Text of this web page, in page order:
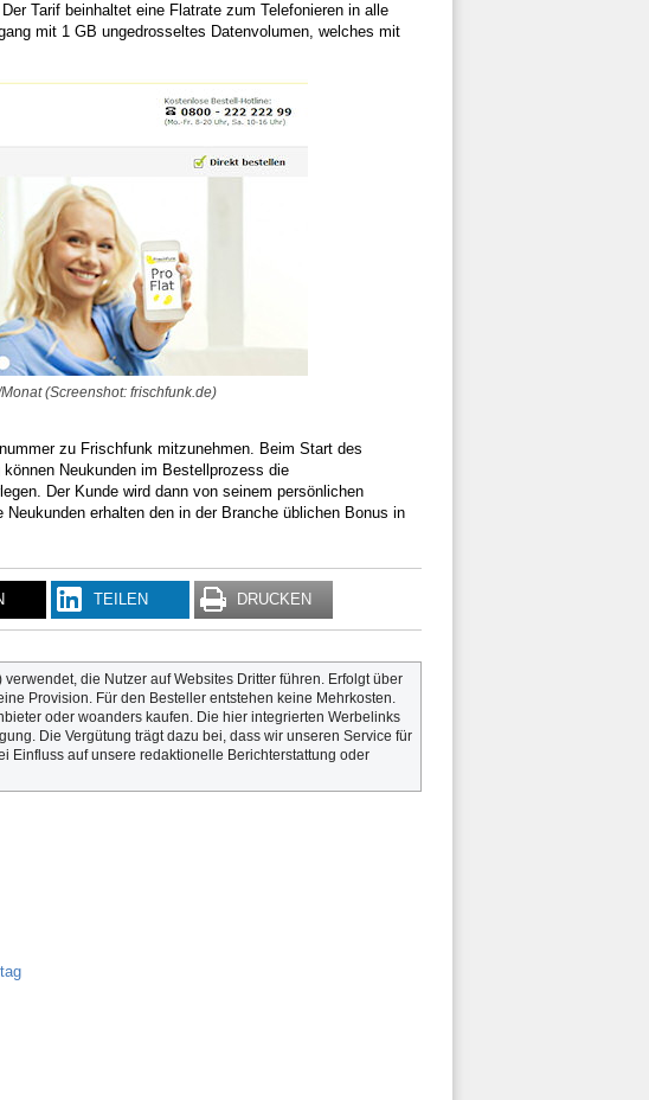
Tarif beinhaltet eine Flatrate zum Telefonieren in alle
mit 1 GB ungedrosseltes Datenvolumen, welches mit
(Screenshot: frischfunk.de)
zu Frischfunk mitzunehmen. Beim Start des
Neukunden im Bestellprozess die
Der Kunde wird dann von seinem persönlichen
erhalten den in der Branche üblichen Bonus in
TEILEN DRUCKEN
die Nutzer auf Websites Dritter führen. Erfolgt über
Provision. Für den Besteller entstehen keine Mehrkosten.
oder woanders kaufen. Die hier integrierten Werbelinks
Die Vergütung trägt dazu bei, dass wir unseren Service für
Einfluss auf unsere redaktionelle Berichterstattung oder